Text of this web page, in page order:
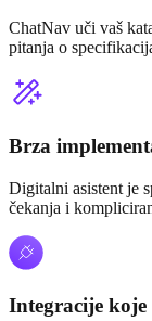
ChatNav uči vaš
pitanja o
Brza
Digitalni asistent je
čekanja i
Integracije koje